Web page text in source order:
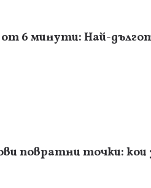
6 минути: Най-
повратни точки: кои